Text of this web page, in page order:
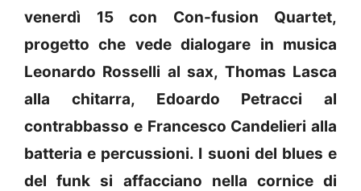
venerdì 15 con Con-fusion Quartet,
progetto che vede dialogare in musica
Leonardo Rosselli al sax, Thomas Lasca
alla chitarra, Edoardo Petracci al
contrabbasso e Francesco Candelieri alla
batteria e percussioni. I suoni del blues e
del funk si affacciano nella cornice di